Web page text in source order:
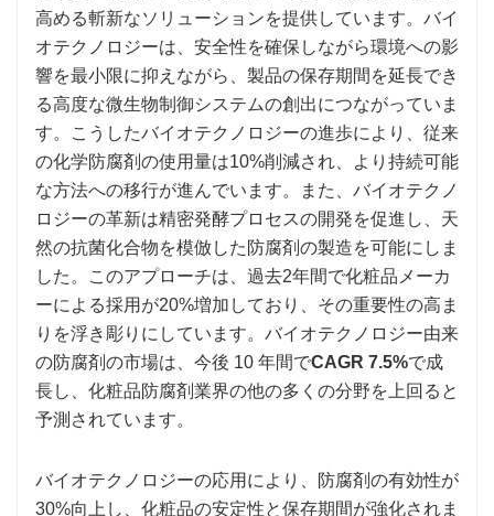
高める斬新なソリューションを提供しています。バイ
オテクノロジーは、安全性を確保しながら環境への影
響を最小限に抑えながら、製品の保存期間を延長でき
る高度な微生物制御システムの創出につながっていま
す。こうしたバイオテクノロジーの進歩により、従来
の化学防腐剤の使用量は10%削減され、より持続可能
な方法への移行が進んでいます。また、バイオテクノ
ロジーの革新は精密発酵プロセスの開発を促進し、天
然の抗菌化合物を模倣した防腐剤の製造を可能にしま
した。このアプローチは、過去2年間で化粧品メーカ
ーによる採用が20%増加しており、その重要性の高ま
りを浮き彫りにしています。バイオテクノロジー由来
の防腐剤の市場は、今後 10 年間でCAGR 7.5%で成
長し、化粧品防腐剤業界の他の多くの分野を上回ると
予測されています。
バイオテクノロジーの応用により、防腐剤の有効性が
30%向上し、化粧品の安定性と保存期間が強化されま